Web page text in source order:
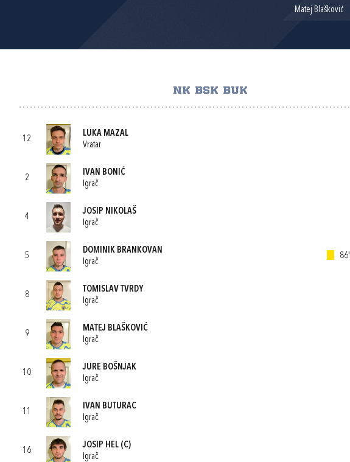
Matej Blašković
NK BSK BUK
12
LUKA MAZAL
Vratar
2
IVAN BONIĆ
Igrač
4
JOSIP NIKOLAŠ
Igrač
5
DOMINIK BRANKOVAN
Igrač
86'
8
TOMISLAV TVRDY
Igrač
9
MATEJ BLAŠKOVIĆ
Igrač
10
JURE BOŠNJAK
Igrač
11
IVAN BUTURAC
Igrač
16
JOSIP HEL (C)
Igrač